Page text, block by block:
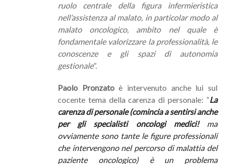
ruolo centrale della figura infermieristica
nell’assistenza al malato, in particolar modo al
malato oncologico, ambito nel quale è
fondamentale valorizzare la professionalità, le
conoscenze e gli spazi di autonomia
gestionale”.
Paolo Pronzatoè intervenuto anche lui sul
cocente tema della carenza di personale: “La
carenza di personale (comincia a sentirsi anche
per gli specialisti oncologi medici!ma
ovviamente sono tante le figure professionali
che intervengono nel percorso di malattia del
paziente oncologico) è un problema